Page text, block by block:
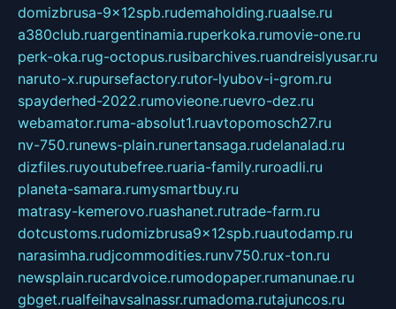
domizbrusa-9x12spb.rudemaholding.ruaalse.ru
a380club.ruargentinamia.ruperkoka.rumovie-one.ru
perk-oka.rug-octopus.rusibarchives.ruandreislyusar.ru
naruto-x.rupursefactory.rutor-lyubov-i-grom.ru
spayderhed-2022.rumovieone.ruevro-dez.ru
webamator.ruma-absolut1.ruavtopomosch27.ru
nv-750.runews-plain.runertansaga.rudelanalad.ru
dizfiles.ruyoutubefree.ruaria-family.ruroadli.ru
planeta-samara.rumysmartbuy.ru
matrasy-kemerovo.ruashanet.rutrade-farm.ru
dotcustoms.rudomizbrusa9x12spb.ruautodamp.ru
narasimha.rudjcommodities.runv750.rux-ton.ru
newsplain.rucardvoice.rumodopaper.rumanunae.ru
gbget.rualfeihavsalnassr.rumadoma.rutajuncos.ru